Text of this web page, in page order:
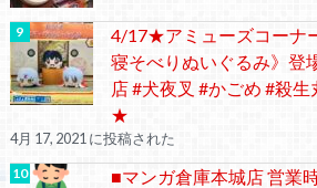
4/17★アミューズコーナ
寝そべりぬいぐるみ》登
店 #犬夜叉 #かごめ #殺
★
4月 17, 2021 に投稿された
■マンガ倉庫本城店 営業